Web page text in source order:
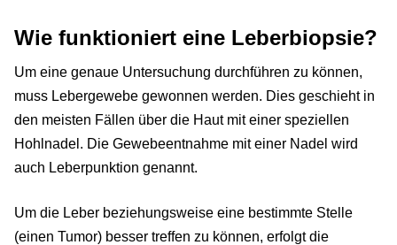
Wie funktioniert eine Leberbiopsie?
Um eine genaue Untersuchung durchführen zu können,
muss Lebergewebe gewonnen werden. Dies geschieht in
den meisten Fällen über die Haut mit einer speziellen
Hohlnadel. Die Gewebeentnahme mit einer Nadel wird
auch Leberpunktion genannt.
Um die Leber beziehungsweise eine bestimmte Stelle
(einen Tumor) besser treffen zu können, erfolgt die